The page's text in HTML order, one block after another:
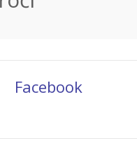
Facebook